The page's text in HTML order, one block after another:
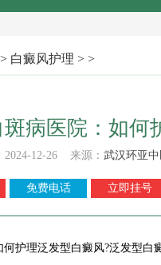
> 白癜风护理 > >
病医院：如何
2024-12-26 来源： 武汉环亚
免费电话 立即挂号
理泛发型白癜风?泛发型白